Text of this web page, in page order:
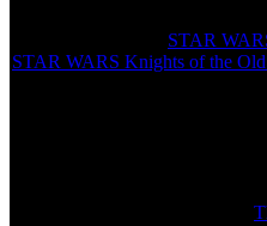
STAR
STAR WARS Knights of the